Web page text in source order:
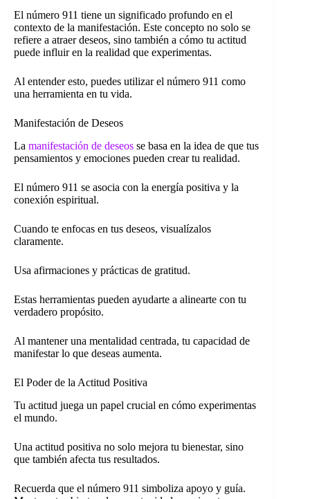
El número 911 tiene un significado profundo en el
contexto de la manifestación. Este concepto no solo se
refiere a atraer deseos, sino también a cómo tu actitud
puede influir en la realidad que experimentas.
Al entender esto, puedes utilizar el número 911 como
una herramienta en tu vida.
Manifestación de Deseos
La manifestación de deseos se basa en la idea de que tus
pensamientos y emociones pueden crear tu realidad.
El número 911 se asocia con la energía positiva y la
conexión espiritual.
Cuando te enfocas en tus deseos, visualízalos
claramente.
Usa afirmaciones y prácticas de gratitud.
Estas herramientas pueden ayudarte a alinearte con tu
verdadero propósito.
Al mantener una mentalidad centrada, tu capacidad de
manifestar lo que deseas aumenta.
El Poder de la Actitud Positiva
Tu actitud juega un papel crucial en cómo experimentas
el mundo.
Una actitud positiva no solo mejora tu bienestar, sino
que también afecta tus resultados.
Recuerda que el número 911 simboliza apoyo y guía.